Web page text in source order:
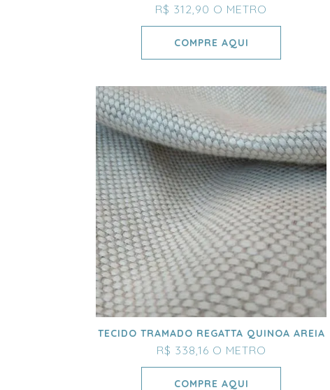
R$ 312,90 O METRO
COMPRE AQUI
TECIDO TRAMADO REGATTA QUINOA AREIA
R$ 338,16 O METRO
COMPRE AQUI